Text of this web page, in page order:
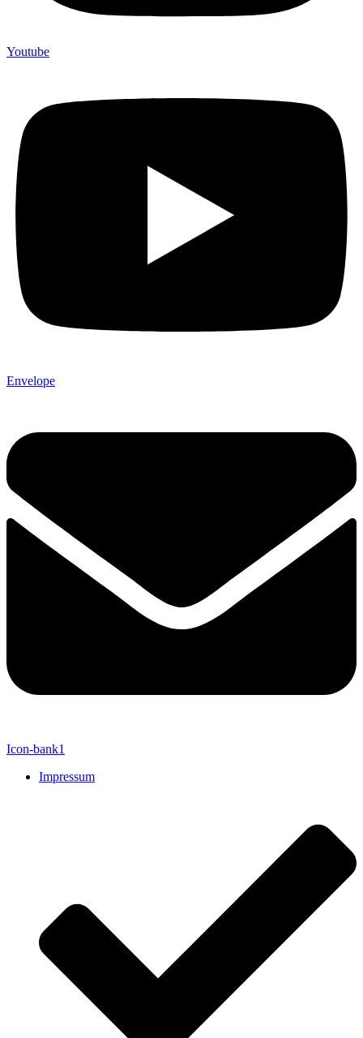
Youtube
Envelope
Icon-bank1
Impressum